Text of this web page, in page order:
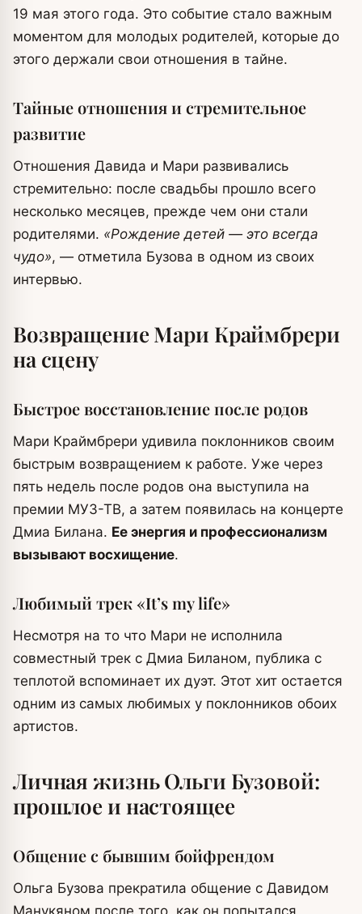
19 мая этого года. Это событие стало важным
моментом для молодых родителей, которые до
этого держали свои отношения в тайне.
Тайные отношения и стремительное
развитие
Отношения Давида и Мари развивались
стремительно: после свадьбы прошло всего
несколько месяцев, прежде чем они стали
родителями. «Рождение детей — это всегда
чудо», — отметила Бузова в одном из своих
интервью.
Возвращение Мари Краймбрери
на сцену
Быстрое восстановление после родов
Мари Краймбрери удивила поклонников своим
быстрым возвращением к работе. Уже через
пять недель после родов она выступила на
премии МУЗ-ТВ, а затем появилась на концерте
Дмиа Билана. Ее энергия и профессионализм
вызывают восхищение.
Любимый трек «It’s my life»
Несмотря на то что Мари не исполнила
совместный трек с Дмиа Биланом, публика с
теплотой вспоминает их дуэт. Этот хит остается
одним из самых любимых у поклонников обоих
артистов.
Личная жизнь Ольги Бузовой:
прошлое и настоящее
Общение с бывшим бойфрендом
Ольга Бузова прекратила общение с Давидом
Манукяном после того, как он попытался